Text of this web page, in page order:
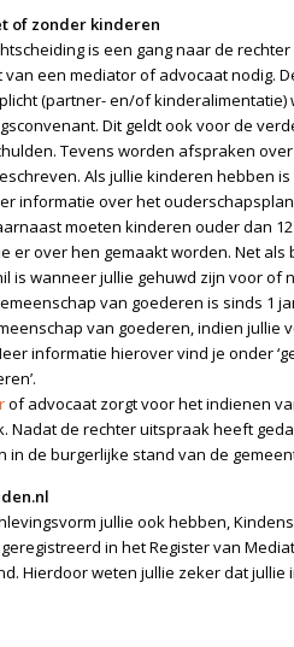
of zonder kinderen
is een gang naar de
van een mediator of advocaat nodig.
(partner- en/of kinderalimentatie)
Dit geldt ook voor de
Tevens worden afspraken
Als jullie kinderen hebben
informatie over het
moeten kinderen ouder dan
er over hen gemaakt worden. Net
is wanneer jullie gehuwd zijn voor of
van goederen is sinds 1
van goederen, indien jullie
informatie hierover vind je onder
of advocaat zorgt voor het indienen
Nadat de rechter uitspraak heeft
in de burgerlijke stand van de
jullie ook hebben,
in het Register van
Hierdoor weten jullie zeker dat jullie